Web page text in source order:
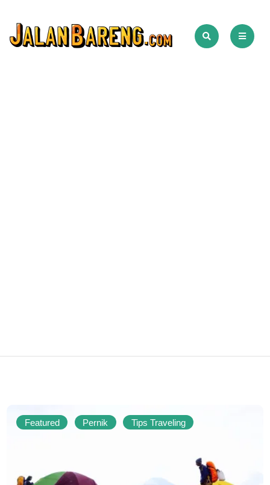
Featured Pernik Tips Traveling